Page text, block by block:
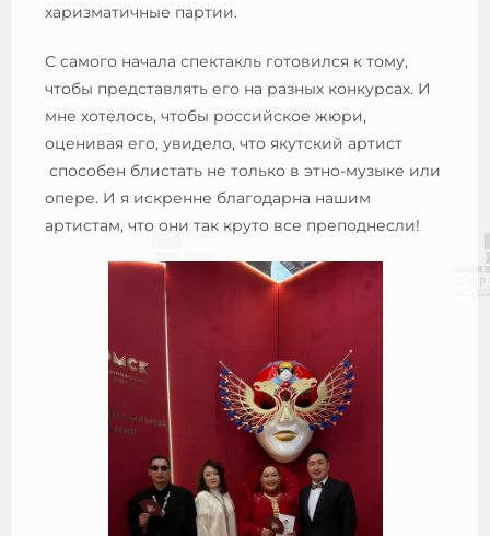
харизматичные партии.
С самого начала спектакль готовился к тому,
чтобы представлять его на разных конкурсах. И
мне хотелось, чтобы российское жюри,
оценивая его, увидело, что якутский артист
способен блистать не только в этно-музыке или
опере. И я искренне благодарна нашим
артистам, что они так круто все преподнесли!